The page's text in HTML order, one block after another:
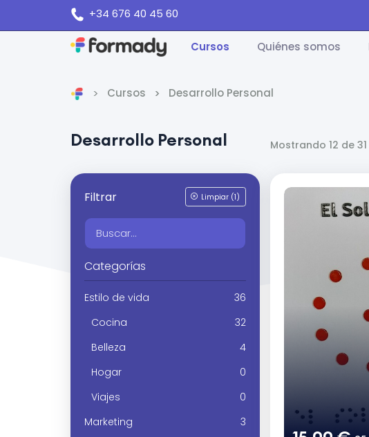
+34 676 40 45 60
Cursos Quiénes somos
Cursos Desarrollo Personal
Desarrollo Personal Mostrando 12 de
Filtrar Limpiar (1)
Categorías
Estilo de vida
36
Cocina
32
Belleza
4
Hogar
0
Viajes
0
Marketing
3